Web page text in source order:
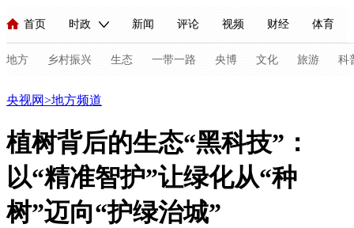
首页 时政 新闻 评论 视频 财经 体育
人民领袖习近平 联播+ 中国领导人 央视快评 习式妙语
直播 栏目大全 节目单 听音 微视频 主持人
海外频道 iPanda English Монгол
地方 乡村振兴 生态 一带一路 央博 文化 旅游 科
新闻 国内 国际 评论 经济 军事
人民领袖习近平 联播+ 热解读
央视网>地方频道
植树背后的生态“黑科技”：
以“精准智护”让绿化从“种
树”迈向“护绿治城”